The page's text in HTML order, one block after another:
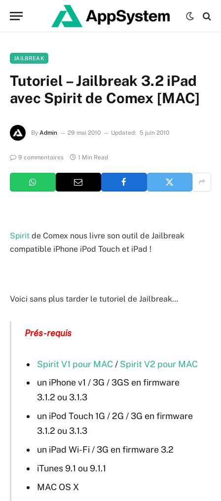
JAILBREAK
Tutoriel – Jailbreak 3.2 iPad
avec Spirit de Comex [MAC]
By Admin 29 mai 2010 Updated: 5 juin 2010
9 commentaires 1 Min Read
Spirit de Comex nous livre son outil de Jailbreak
compatible iPhone iPod Touch et iPad !
Voici sans plus tarder le tutoriel de Jailbreak…
Prés-requis
Spirit V1 pour MAC/ Spirit V2 pour MAC
un iPhone v1 / 3G / 3GS en firmware
3.1.2 ou 3.1.3
un iPod Touch 1G / 2G / 3G en firmware
3.1.2 ou 3.1.3
un iPad Wi-Fi / 3G en firmware 3.2
iTunes 9.1 ou 9.1.1
MAC OS X